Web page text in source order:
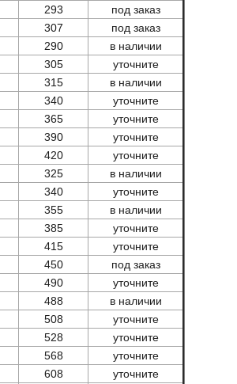
293
под заказ
307
под заказ
290
в наличии
305
уточните
315
в наличии
340
уточните
365
уточните
390
уточните
420
уточните
325
в наличии
340
уточните
355
в наличии
385
уточните
415
уточните
450
под заказ
490
уточните
488
в наличии
508
уточните
528
уточните
568
уточните
608 уточните